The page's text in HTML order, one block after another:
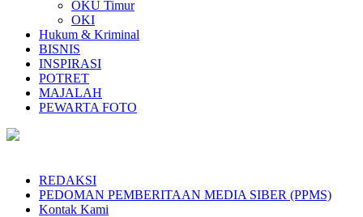
OKU Timur
OKI
Hukum & Kriminal
BISNIS
INSPIRASI
POTRET
MAJALAH
PEWARTA FOTO
REDAKSI
PEDOMAN PEMBERITAAN MEDIA SIBER (PPMS)
Kontak Kami